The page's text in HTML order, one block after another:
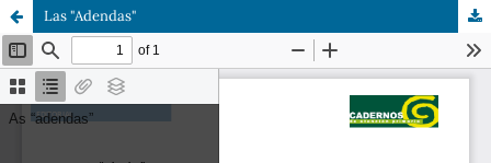
Las "Adendas"